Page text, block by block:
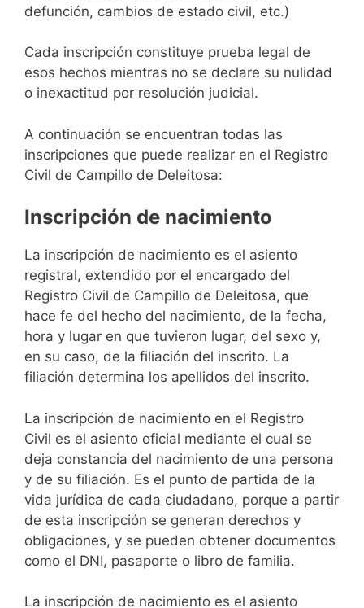
defunción, cambios de estado civil, etc.)
Cada inscripción constituye prueba legal de
esos hechos mientras no se declare su nulidad
o inexactitud por resolución judicial.
A continuación se encuentran todas las
inscripciones que puede realizar en el Registro
Civil de Campillo de Deleitosa:
Inscripción de nacimiento
La inscripción de nacimiento es el asiento
registral, extendido por el encargado del
Registro Civil de Campillo de Deleitosa, que
hace fe del hecho del nacimiento, de la fecha,
hora y lugar en que tuvieron lugar, del sexo y,
en su caso, de la filiación del inscrito. La
filiación determina los apellidos del inscrito.
La inscripción de nacimiento en el Registro
Civil es el asiento oficial mediante el cual se
deja constancia del nacimiento de una persona
y de su filiación. Es el punto de partida de la
vida jurídica de cada ciudadano, porque a partir
de esta inscripción se generan derechos y
obligaciones, y se pueden obtener documentos
como el DNI, pasaporte o libro de familia.
La inscripción de nacimiento es el asiento